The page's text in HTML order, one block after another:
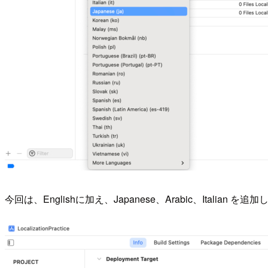
今回は、Englishに加え、Japanese、Arabic、Italian を追加し